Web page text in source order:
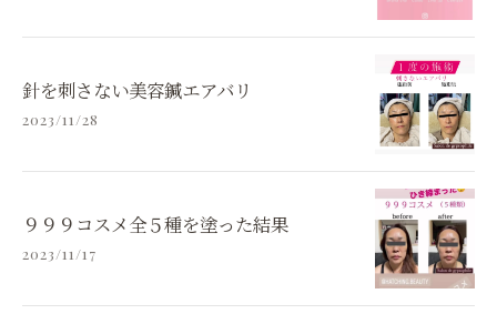
針を刺さない美容鍼エアバリ
2023/11/28
９９９コスメ全５種を塗った結果
2023/11/17